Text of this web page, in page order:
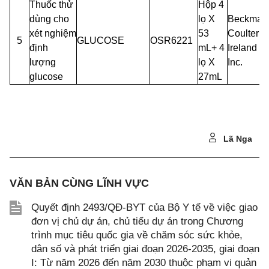
5
Thuốc thử
dùng cho
xét nghiệm
định
lượng
glucose
GLUCOSE OSR6221
Hộp 4
lọ X
53
mL+ 4
lọ X
27mL
Beckman
Coulter
Ireland
Inc.
Lã Nga
VĂN BẢN CÙNG LĨNH VỰC
Quyết định 2493/QĐ-BYT của Bộ Y tế về việc giao
đơn vị chủ dự án, chủ tiểu dự án trong Chương
trình mục tiêu quốc gia về chăm sóc sức khỏe,
dân số và phát triển giai đoạn 2026-2035, giai đoạn
I: Từ năm 2026 đến năm 2030 thuộc phạm vi quản